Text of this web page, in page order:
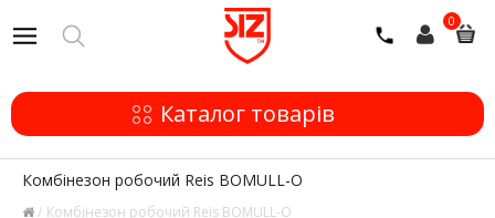
0
Каталог товарів
Комбінезон робочий Reis BOMULL-O
Комбінезон робочий Reis BOMULL-O